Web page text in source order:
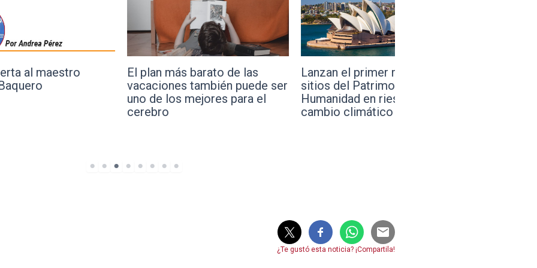
El plan más barato de las
vacaciones también puede ser
uno de los mejores para el
Lanzan el primer mapa de
sitios del Patrimonio de la
Humanidad en riesgo por el
cambio climático
¿Te gustó esta noticia? ¡Compartila!